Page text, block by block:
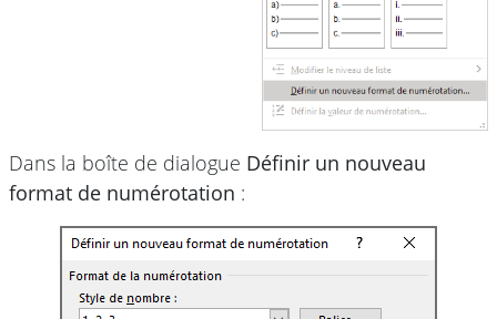
Dans la boîte de dialogue Définir un nouveau
format de numérotation :